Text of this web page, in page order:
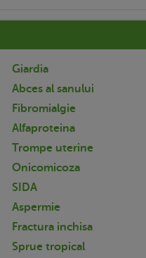
Giardia
Abces al sanului
Fibromialgie
Alfaproteina
Trompe uterine
Onicomicoza
SIDA
Aspermie
Fractura inchisa
Sprue tropical